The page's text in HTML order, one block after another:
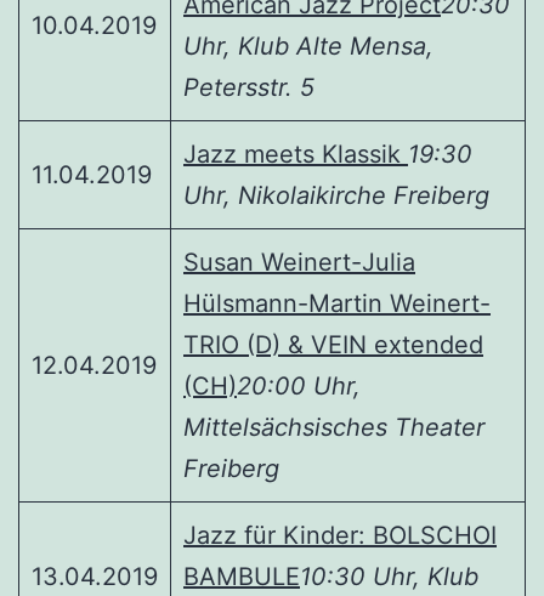
10.04.2019
Uhr, Klub Alte Mensa,
Petersstr. 5
11.04.2019
Jazz meets Klassik 19:30
Uhr, Nikolaikirche Freiberg
12.04.2019
Susan Weinert-Julia
Hülsmann-Martin Weinert-
TRIO (D) & VEIN extended
(CH)20:00 Uhr,
Mittelsächsisches Theater
Freiberg
13.04.2019
Jazz für Kinder: BOLSCHOI
BAMBULE10:30 Uhr, Klub